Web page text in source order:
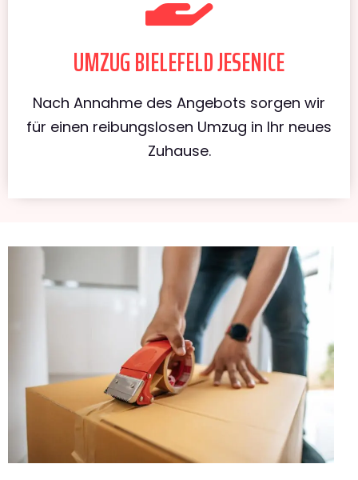
UMZUG BIELEFELD JESENICE
Nach Annahme des Angebots sorgen wir
für einen reibungslosen Umzug in Ihr neues
Zuhause.